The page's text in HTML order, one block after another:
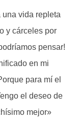
vida repleta
y cárceles por
pensar!
en mi
para mí el
el deseo de
mejor»